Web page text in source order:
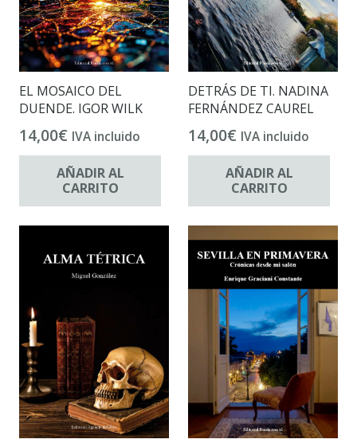
EL MOSAICO DEL
DUENDE. IGOR WILK
14,00€ IVA incluido
AÑADIR AL
CARRITO
DETRÁS DE TI. NADINA
FERNÁNDEZ CAUREL
14,00€ IVA incluido
AÑADIR AL
CARRITO